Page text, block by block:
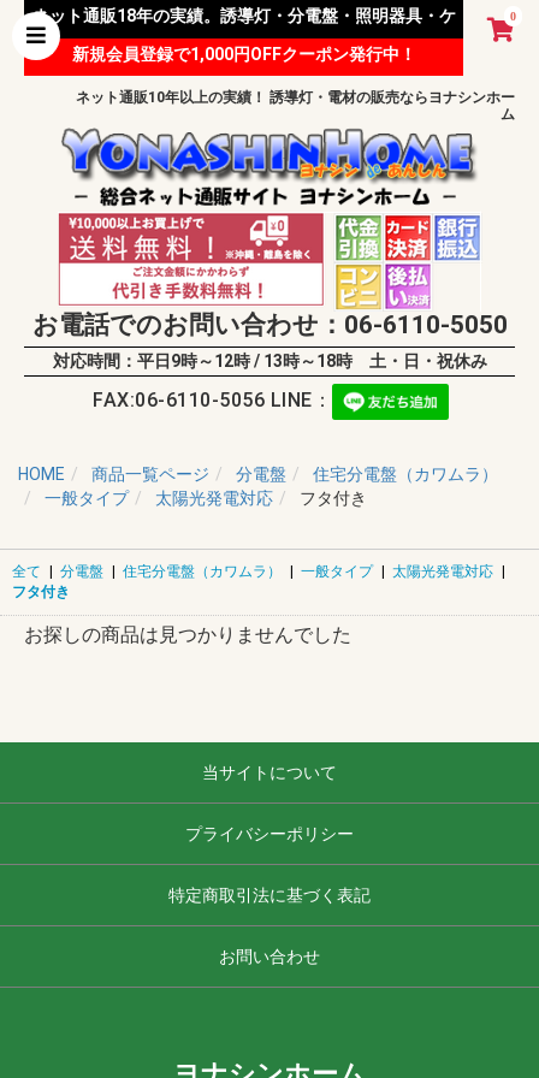
0
ネット通販18年の実績。誘導灯・分電盤・照明器具・ケ
ーブル等 様々な資材を取り扱っています。
新規会員登録で1,000円OFFクーポン発行中！
ネット通販10年以上の実績！ 誘導灯・電材の販売ならヨナシンホー
ム
お電話でのお問い合わせ：06-6110-5050
対応時間：平日9時～12時 / 13時～18時 土・日・祝休み
FAX:06-6110-5056 LINE：
HOME 商品一覧ページ 分電盤
住宅分電盤（カワムラ）
一般タイプ
太陽光発電対応 フタ付き
全て | 分電盤 | 住宅分電盤（カワムラ） | 一般タイプ | 太陽光発電対応 |
フタ付き
お探しの商品は見つかりませんでした
当サイトについて
プライバシーポリシー
特定商取引法に基づく表記
お問い合わせ